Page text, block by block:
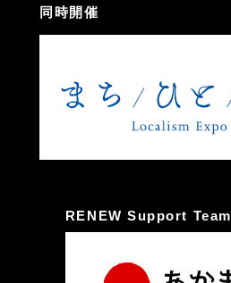
同時開催
RENEW Support Team